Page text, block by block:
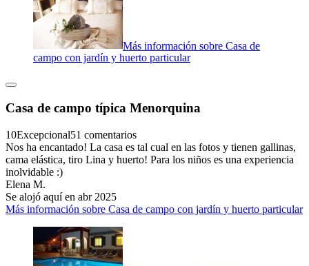
Más información sobre Casa de
campo con jardín y huerto particular
Casa de campo típica Menorquina
10Excepcional51 comentarios
Nos ha encantado! La casa es tal cual en las fotos y tienen gallinas,
cama elástica, tiro Lina y huerto! Para los niños es una experiencia
inolvidable :)
Elena M.
Se alojó aquí en abr 2025
Más información sobre Casa de campo con jardín y huerto particular